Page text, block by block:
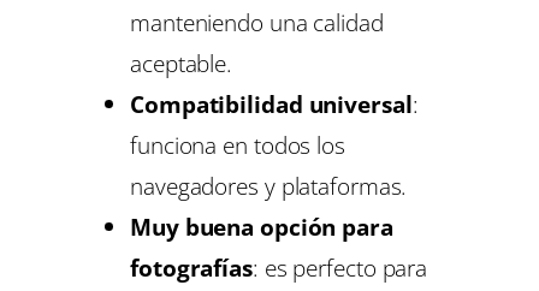
manteniendo una calidad
aceptable.
Compatibilidad universal:
funciona en todos los
navegadores y plataformas.
Muy buena opción para
fotografías: es perfecto para